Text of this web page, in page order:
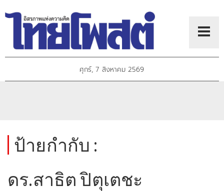
ศุกร์, 7 สิงหาคม 2569
ป้ายกำกับ :
ดร.สาธิต ปิตุเตชะ